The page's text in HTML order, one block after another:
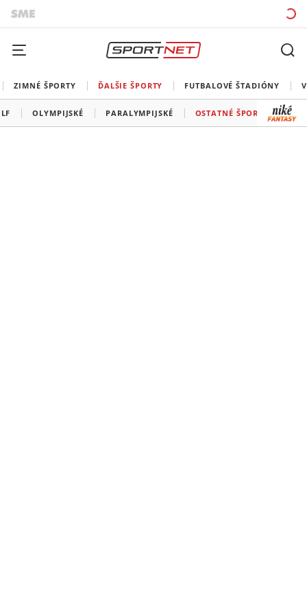
ZIMNÉ ŠPORTY ĎALŠIE ŠPORTY FUTBALOVÉ ŠTADIÓNY
OLYMPIJSKÉ PARALYMPIJSKÉ OSTATNÉ ŠPORTY